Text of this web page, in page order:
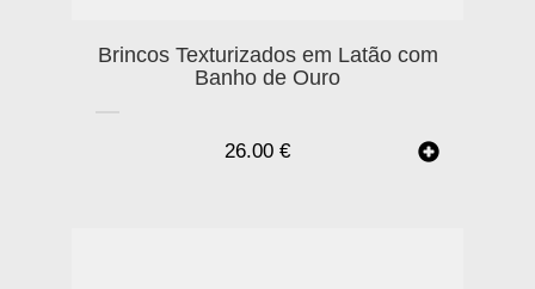
Brincos Texturizados em Latão com
Banho de Ouro
26.00 €